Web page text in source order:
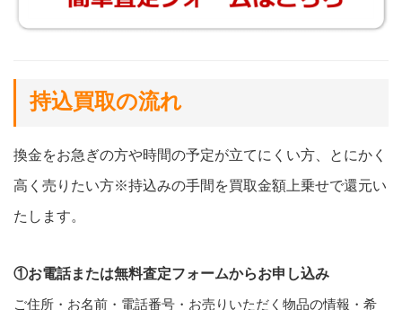
持込買取の流れ
換金をお急ぎの方や時間の予定が立てにくい方、とにかく
高く売りたい方※持込みの手間を買取金額上乗せで還元い
たします。
①お電話または無料査定フォームからお申し込み
ご住所・お名前・電話番号・お売りいただく物品の情報・希